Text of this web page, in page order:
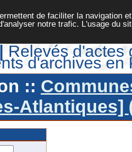
de faciliter la navigation
notre trafic. L'usage du
Relevés d'actes
d'archives en
::
Atlantiques]